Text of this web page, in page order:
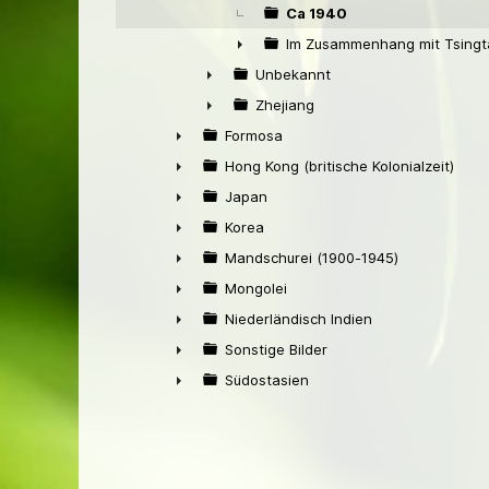
Ca 1940
►
Im Zusammenhang mit
►
Unbekannt
►
Zhejiang
►
Formosa
►
Hong Kong (britische Kolonialzeit)
►
Japan
►
Korea
►
Mandschurei (1900-1945)
►
Mongolei
►
Niederländisch Indien
►
Sonstige Bilder
Südostasien